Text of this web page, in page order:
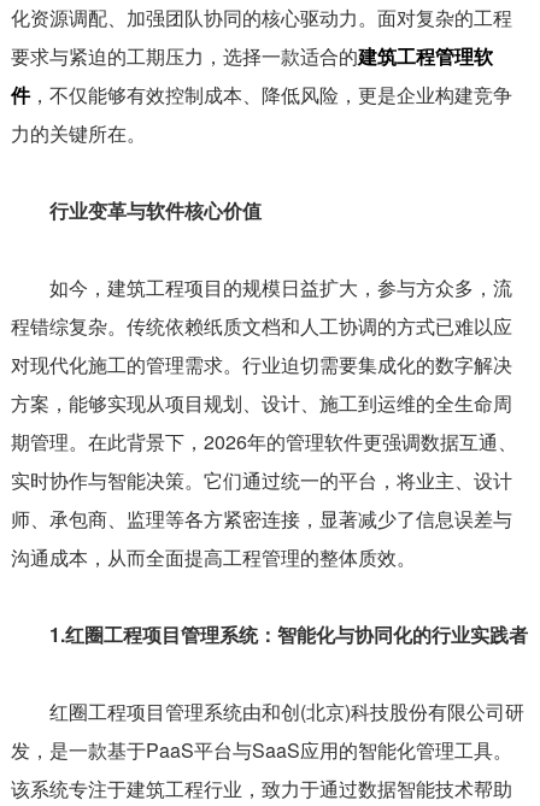
化资源调配、加强团队协同的核心驱动力。面对复杂的工程
要求与紧迫的工期压力，选择一款适合的建筑工程管理软
件，不仅能够有效控制成本、降低风险，更是企业构建竞争
力的关键所在。
行业变革与软件核心价值
如今，建筑工程项目的规模日益扩大，参与方众多，流
程错综复杂。传统依赖纸质文档和人工协调的方式已难以应
对现代化施工的管理需求。行业迫切需要集成化的数字解决
方案，能够实现从项目规划、设计、施工到运维的全生命周
期管理。在此背景下，2026年的管理软件更强调数据互通、
实时协作与智能决策。它们通过统一的平台，将业主、设计
师、承包商、监理等各方紧密连接，显著减少了信息误差与
沟通成本，从而全面提高工程管理的整体质效。
1.红圈工程项目管理系统：智能化与协同化的行业实践者
红圈工程项目管理系统由和创(北京)科技股份有限公司研
发，是一款基于PaaS平台与SaaS应用的智能化管理工具。
该系统专注于建筑工程行业，致力于通过数据智能技术帮助